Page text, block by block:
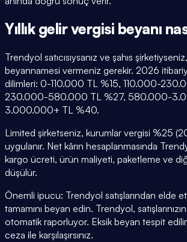
Yıllık gelir vergisi beyanı
Trendyol satıcısıysanız ve şahıs
beyannamesi vermeniz gerekir. 2026
dilimleri: 0-110.000 TL %15, 110.000-
230.000-580.000 TL %27, 580.000-
3.000.000+ TL %40.
Limited şirketseniz, kurumlar vergisi %25
uygulanır. Net kârın hesaplanmasında
kargo ücreti, ürün maliyeti, paketleme ve
düşülür.
Önemli ipucu: Trendyol satışlarından elde
tamamını beyan edin. Trendyol,
otomatik raporluyor. Eksik beyan tespit
ceza ile karşılaşırsınız.